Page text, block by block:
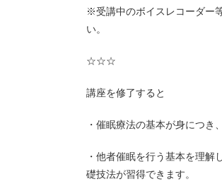
※受講中のボイスレコーダー
い。
☆☆☆
講座を修了すると
・催眠療法の基本が身につき
・他者催眠を行う基本を理
礎技法が習得できます。